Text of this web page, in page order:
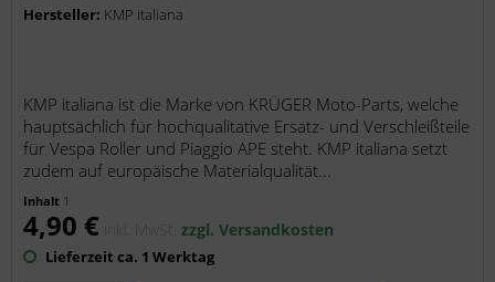
Hersteller: KMP italiana
KMP italiana ist die Marke von KRÜGER Moto-Parts, welche
hauptsächlich für hochqualitative Ersatz- und Verschleißteile
für Vespa Roller und Piaggio APE steht. KMP italiana setzt
zudem auf europäische Materialqualität...
Inhalt 1
4,90 € inkl. MwSt.zzgl. Versandkosten
Lieferzeit ca. 1 Werktag